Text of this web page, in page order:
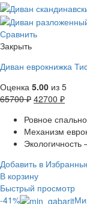
Сравнить
Закрыть
Диван еврокнижка
Оценка 5.00 из 5
65700₽ 42700 ₽
Ровное
Механизм
Добавить в
В корзину
Быстрый просмотр
-41%